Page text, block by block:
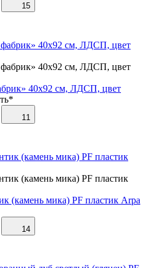
15
40х92 см, ЛДСП, цвет
11
(камень мика) PF пластик Arpa
14